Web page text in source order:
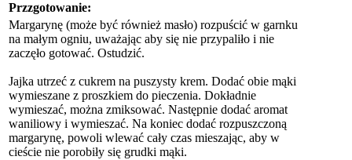
Przzgotowanie:
Margarynę (może być również masło) rozpuścić w garnku
na małym ogniu, uważając aby się nie przypaliło i nie
zaczęło gotować. Ostudzić.
Jajka utrzeć z cukrem na puszysty krem. Dodać obie mąki
wymieszane z proszkiem do pieczenia. Dokładnie
wymieszać, można zmiksować. Następnie dodać aromat
waniliowy i wymieszać. Na koniec dodać rozpuszczoną
margarynę, powoli wlewać cały czas mieszając, aby w
cieście nie porobiły się grudki mąki.